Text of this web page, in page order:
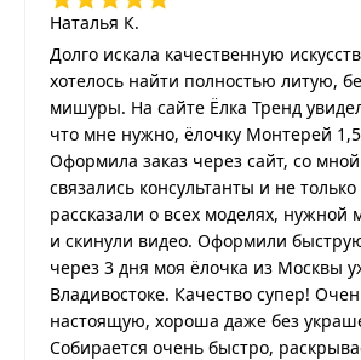
Наталья К.
Долго искала качественную
хотелось найти полностью литую,
мишуры. На сайте Ёлка Тренд
что мне нужно, ёлочку Монтерей
Оформила заказ через сайт, со
связались консультанты и не
рассказали о всех моделях, нужной
и скинули видео. Оформили
через 3 дня моя ёлочка из Москвы
Владивостоке. Качество супер!
настоящую, хороша даже без
Собирается очень быстро,